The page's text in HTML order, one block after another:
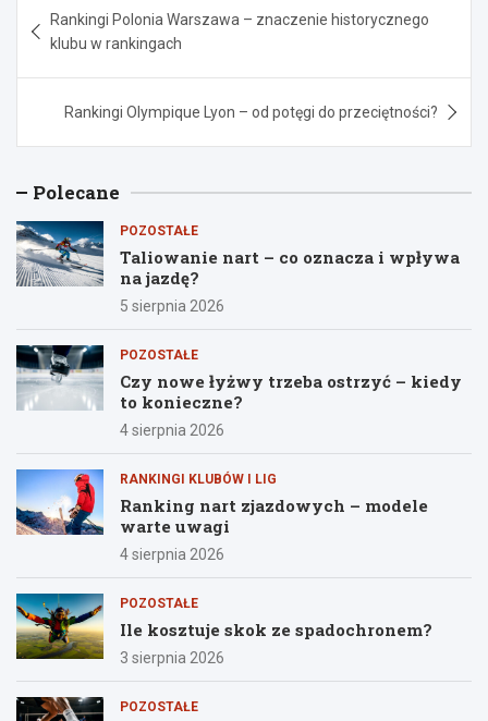
wpisu
Rankingi Polonia Warszawa – znaczenie historycznego
klubu w rankingach
Rankingi Olympique Lyon – od potęgi do przeciętności?
Polecane
POZOSTAŁE
Taliowanie nart – co oznacza i wpływa
na jazdę?
5 sierpnia 2026
POZOSTAŁE
Czy nowe łyżwy trzeba ostrzyć – kiedy
to konieczne?
4 sierpnia 2026
RANKINGI KLUBÓW I LIG
Ranking nart zjazdowych – modele
warte uwagi
4 sierpnia 2026
POZOSTAŁE
Ile kosztuje skok ze spadochronem?
3 sierpnia 2026
POZOSTAŁE